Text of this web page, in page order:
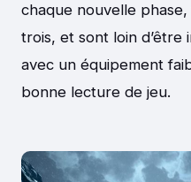
chaque nouvelle
trois, et sont loin d’être
avec un équipement
bonne lecture de jeu.